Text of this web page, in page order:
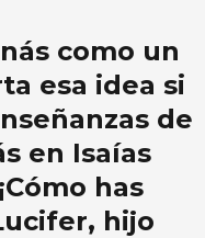
como un
esa idea si
de
en Isaías
has
hijo